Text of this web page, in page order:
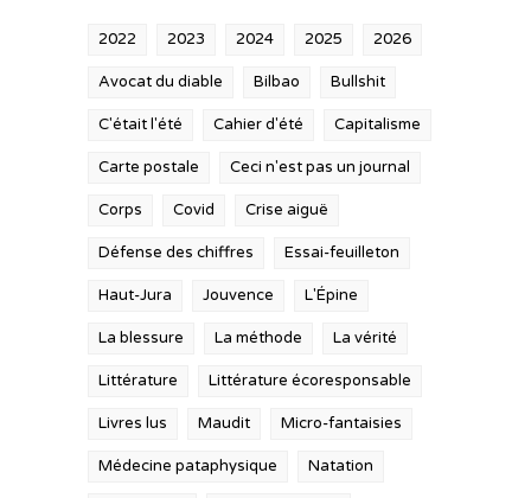
2022 2023 2024 2025 2026
Avocat du diable Bilbao Bullshit
C'était l'été Cahier d'été Capitalisme
Carte postale Ceci n'est pas un journal
Corps Covid Crise aiguë
Défense des chiffres Essai-feuilleton
Haut-Jura Jouvence L'Épine
La blessure La méthode La vérité
Littérature Littérature écoresponsable
Livres lus Maudit Micro-fantaisies
Médecine pataphysique Natation